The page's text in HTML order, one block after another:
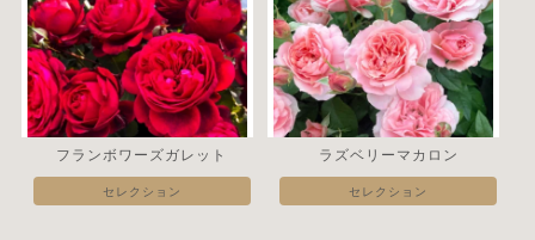
フランボワーズガレット
セレクション
ラズベリーマカロン
セレクション